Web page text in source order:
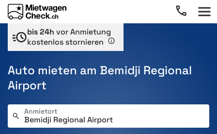
bis 24h vor Anmietung
kostenlos stornieren
Auto mieten am Bemidji Regional
Airport
Anmietort